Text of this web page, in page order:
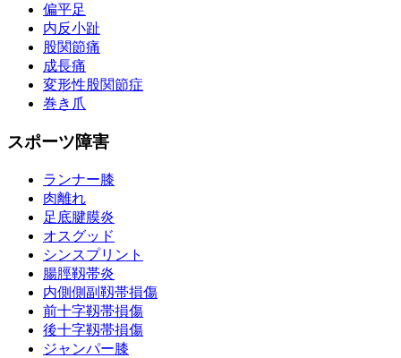
偏平足
内反小趾
股関節痛
成長痛
変形性股関節症
巻き爪
スポーツ障害
ランナー膝
肉離れ
足底腱膜炎
オスグッド
シンスプリント
腸脛靱帯炎
内側側副靱帯損傷
前十字靱帯損傷
後十字靱帯損傷
ジャンパー膝